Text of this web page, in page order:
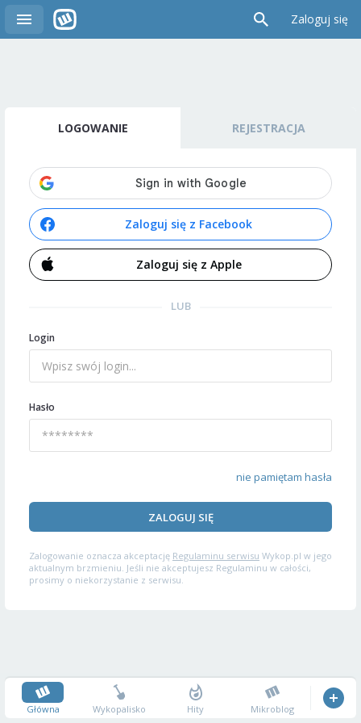
Zaloguj się
LOGOWANIE REJESTRACJA
Zaloguj się z Facebook
Zaloguj się z Apple
LUB
Login
Hasło
nie pamiętam hasła
ZALOGUJ SIĘ
Zalogowanie oznacza akceptację Regulaminu serwisu Wykop.pl w jego
aktualnym brzmieniu. Jeśli nie akceptujesz Regulaminu w całości,
prosimy o niekorzystanie z serwisu.
Główna Wykopalisko Hity Mikroblog